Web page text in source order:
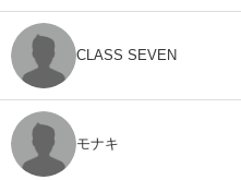
CLASS SEVEN
モナキ